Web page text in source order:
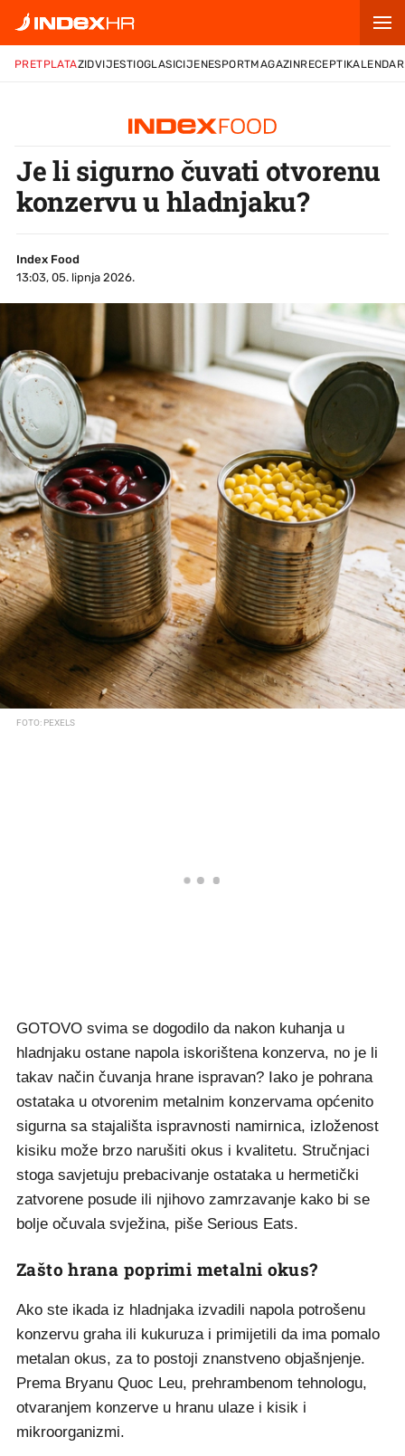
PRETPLATAZIDVIJESTIOGLASICIJENESPORTMAGAZINRECEPTIKALENDAR
Je li sigurno čuvati otvorenu
konzervu u hladnjaku?
Index Food
13:03, 05. lipnja 2026.
FOTO: PEXELS
GOTOVO svima se dogodilo da nakon kuhanja u
hladnjaku ostane napola iskorištena konzerva, no je li
takav način čuvanja hrane ispravan? Iako je pohrana
ostataka u otvorenim metalnim konzervama općenito
sigurna sa stajališta ispravnosti namirnica, izloženost
kisiku može brzo narušiti okus i kvalitetu. Stručnjaci
stoga savjetuju prebacivanje ostataka u hermetički
zatvorene posude ili njihovo zamrzavanje kako bi se
bolje očuvala svježina, piše Serious Eats.
Zašto hrana poprimi metalni okus?
Ako ste ikada iz hladnjaka izvadili napola potrošenu
konzervu graha ili kukuruza i primijetili da ima pomalo
metalan okus, za to postoji znanstveno objašnjenje.
Prema Bryanu Quoc Leu, prehrambenom tehnologu,
otvaranjem konzerve u hranu ulaze i kisik i
mikroorganizmi.